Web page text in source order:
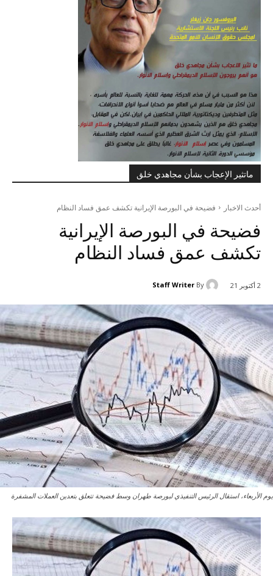
ماتثير الإعجاب بشأن مجاهدي خلق
أحدث الاخبار فضيحة في البورصة الإيرانية تكشف عمق فساد النظام
فضيحة في البورصة الإيرانية
تكشف عمق فساد النظام
2 أكتوبر 21 By
Staff Writer
يوم الأربعاء، استقال الرئيس التنفيذي لبورصة طهران وسط فضيحة تتعلق بتعدين العملات المشفرة